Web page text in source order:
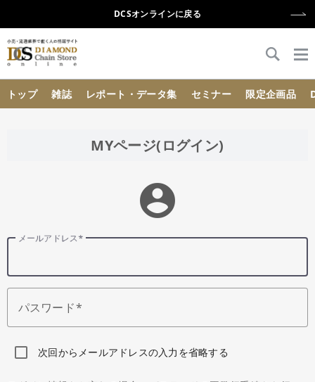
DCSオンラインに戻る
トップ 雑誌 レポート・データ集 セミナー 限定企画品
MYページ(ログイン)
account_circle
メールアドレス
パスワード
次回からメールアドレスの入力を省略する